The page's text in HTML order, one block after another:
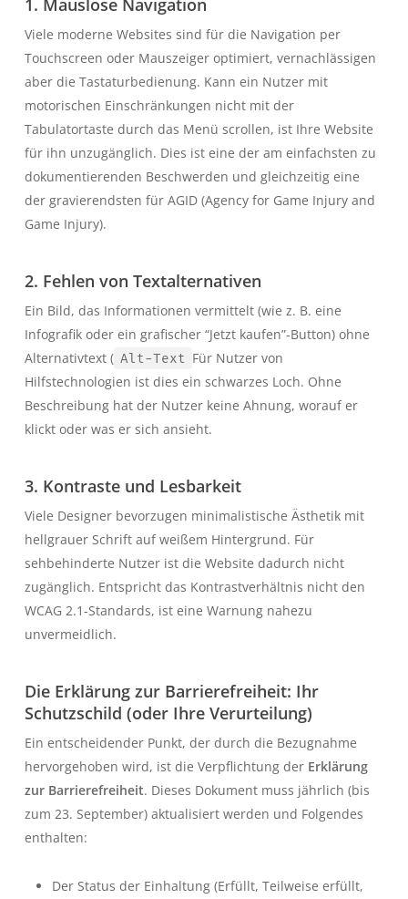
1. Mauslose Navigation
Viele moderne Websites sind für die Navigation per
Touchscreen oder Mauszeiger optimiert, vernachlässigen
aber die Tastaturbedienung. Kann ein Nutzer mit
motorischen Einschränkungen nicht mit der
Tabulatortaste durch das Menü scrollen, ist Ihre Website
für ihn unzugänglich. Dies ist eine der am einfachsten zu
dokumentierenden Beschwerden und gleichzeitig eine
der gravierendsten für AGID (Agency for Game Injury and
Game Injury).
2. Fehlen von Textalternativen
Ein Bild, das Informationen vermittelt (wie z. B. eine
Infografik oder ein grafischer “Jetzt kaufen”-Button) ohne
Alternativtext ( Alt-Text Für Nutzer von
Hilfstechnologien ist dies ein schwarzes Loch. Ohne
Beschreibung hat der Nutzer keine Ahnung, worauf er
klickt oder was er sich ansieht.
3. Kontraste und Lesbarkeit
Viele Designer bevorzugen minimalistische Ästhetik mit
hellgrauer Schrift auf weißem Hintergrund. Für
sehbehinderte Nutzer ist die Website dadurch nicht
zugänglich. Entspricht das Kontrastverhältnis nicht den
WCAG 2.1-Standards, ist eine Warnung nahezu
unvermeidlich.
Die Erklärung zur Barrierefreiheit: Ihr
Schutzschild (oder Ihre Verurteilung)
Ein entscheidender Punkt, der durch die Bezugnahme
hervorgehoben wird, ist die Verpflichtung der Erklärung
zur Barrierefreiheit. Dieses Dokument muss jährlich (bis
zum 23. September) aktualisiert werden und Folgendes
enthalten:
Der Status der Einhaltung (Erfüllt, Teilweise erfüllt,